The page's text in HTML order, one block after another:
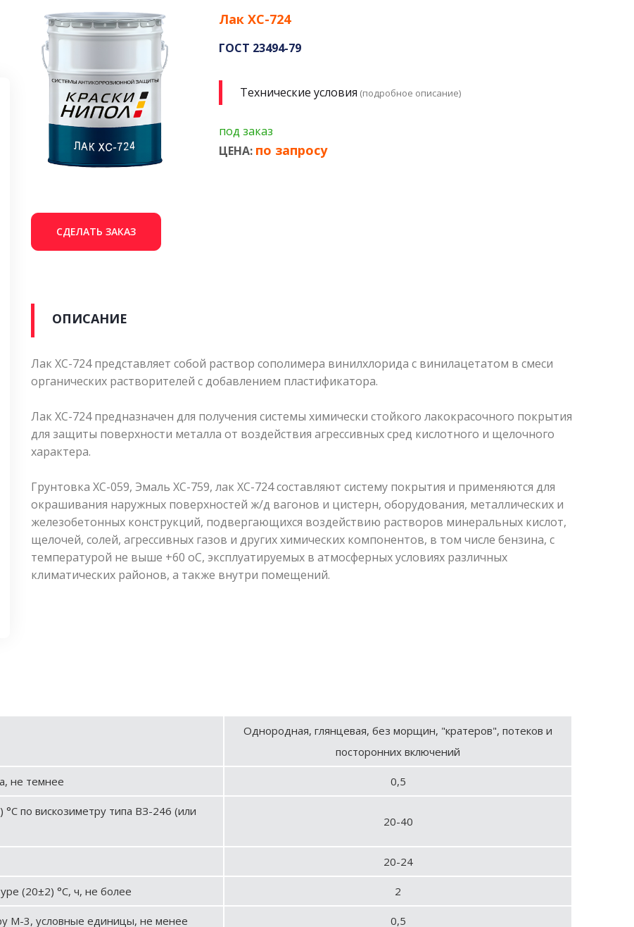
Лак ХС-724
ГОСТ 23494-79
Технические условия (подробное описание)
под заказ
ЦЕНА: по запросу
СДЕЛАТЬ ЗАКАЗ
ОПИСАНИЕ
Лак ХС-724 представляет собой раствор сополимера винилхлорида с винилацетатом в смеси
органических растворителей с добавлением пластификатора.
Лак ХС-724 предназначен для получения системы химически стойкого лакокрасочного покрытия
для защиты поверхности металла от воздействия агрессивных сред кислотного и щелочного
характера.
Грунтовка ХС-059, Эмаль ХС-759, лак ХС-724 составляют систему покрытия и применяются для
окрашивания наружных поверхностей ж/д вагонов и цистерн, оборудования, металлических и
железобетонных конструкций, подвергающихся воздействию растворов минеральных кислот,
щелочей, солей, агрессивных газов и других химических компонентов, в том числе бензина, с
температурой не выше +60 оС, эксплуатируемых в атмосферных условиях различных
климатических районов, а также внутри помещений.
Однородная, глянцевая, без морщин, "кратеров", потеков и
посторонних включений
не темнее 0,5
°С по вискозиметру типа ВЗ-246 (или
20-40
20-24
(20±2) °С, ч, не более 2
М-3, условные единицы, не менее 0,5